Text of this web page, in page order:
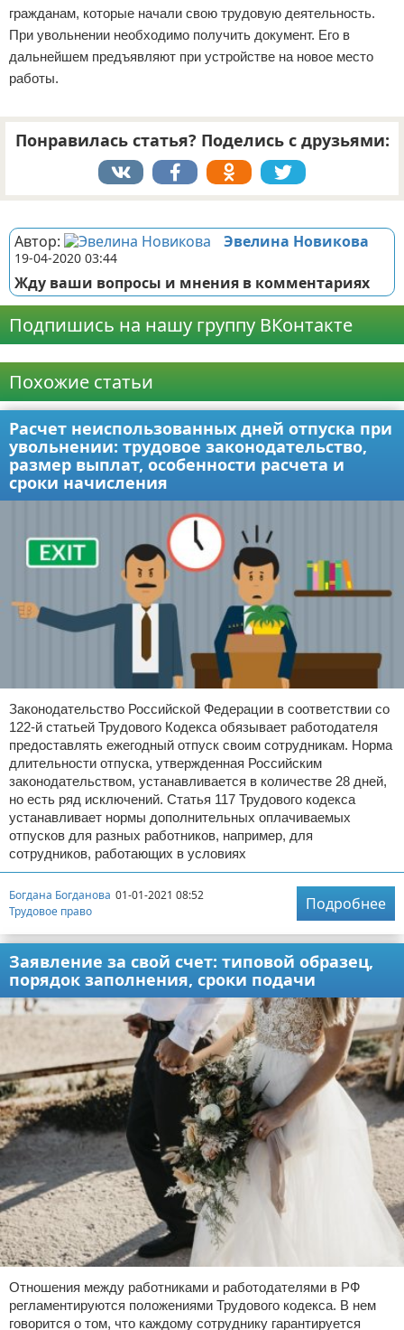
гражданам, которые начали свою трудовую деятельность.
При увольнении необходимо получить документ. Его в
дальнейшем предъявляют при устройстве на новое место
работы.
Понравилась статья? Поделись с друзьями:
Автор: Эвелина Новикова
19-04-2020 03:44
Жду ваши вопросы и мнения в комментариях
Подпишись на нашу группу ВКонтакте
Похожие статьи
Расчет неиспользованных дней отпуска при
увольнении: трудовое законодательство,
размер выплат, особенности расчета и
сроки начисления
Законодательство Российской Федерации в соответствии со
122-й статьей Трудового Кодекса обязывает работодателя
предоставлять ежегодный отпуск своим сотрудникам. Норма
длительности отпуска, утвержденная Российским
законодательством, устанавливается в количестве 28 дней,
но есть ряд исключений. Статья 117 Трудового кодекса
устанавливает нормы дополнительных оплачиваемых
отпусков для разных работников, например, для
сотрудников, работающих в условиях
Богдана Богданова 01-01-2021 08:52
Трудовое право
Подробнее
Заявление за свой счет: типовой образец,
порядок заполнения, сроки подачи
Отношения между работниками и работодателями в РФ
регламентируются положениями Трудового кодекса. В нем
говорится о том, что каждому сотруднику гарантируется